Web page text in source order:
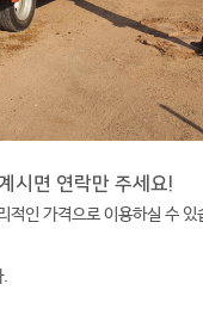
시면 연락만 주세요!
적인 가격으로 이용하실 수 있
.